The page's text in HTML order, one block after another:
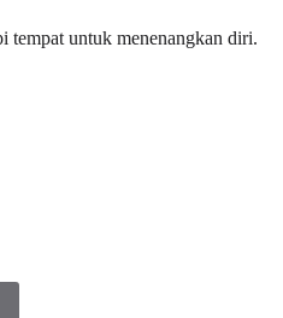
tempat untuk menenangkan diri.